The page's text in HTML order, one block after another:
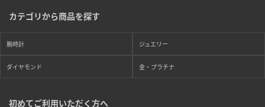
カテゴリから商品を探す
腕時計 ジュエリー
ダイヤモンド 金・プラチナ
初めてご利用いただく方へ